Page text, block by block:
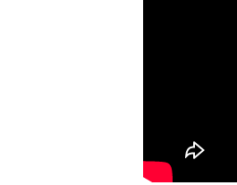
NASCAR CUP